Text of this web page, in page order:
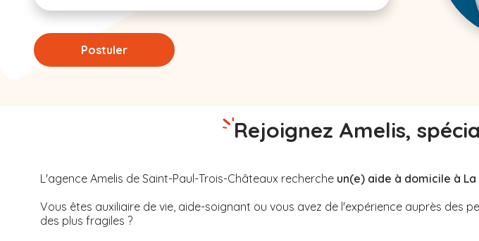
Postuler
Rejoignez Amelis,
L'agence Amelis de Saint-Paul-Trois-Châteaux recherche un(e) aide à domicile à
Vous êtes auxiliaire de vie, aide-soignant ou vous avez de l'expérience auprès des
des plus fragiles ?